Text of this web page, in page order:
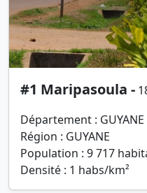
#1 Maripasoula -
Département : GUYANE
Région : GUYANE
Population : 9 717
Densité : 1 habs/km²